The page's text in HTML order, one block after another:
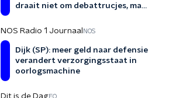
draait niet om debattrucjes, maar
NOS Radio 1 Journaal NOS
Dijk (SP): meer geld naar defensie
verandert verzorgingsstaat in
oorlogsmachine
Dit is de DagEO